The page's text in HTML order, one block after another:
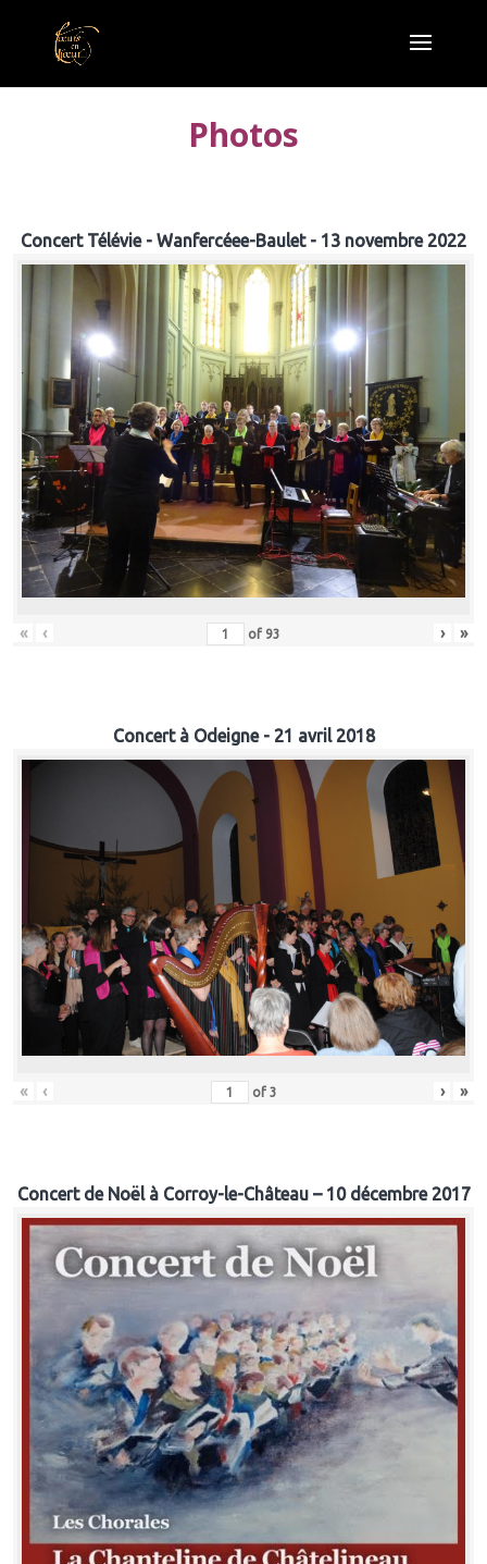
Photos
Concert Télévie - Wanfercéee-Baulet - 13 novembre 2022
« ‹ of 93 › »
Concert à Odeigne - 21 avril 2018
« ‹ of 3 › »
Concert de Noël à Corroy-le-Château – 10 décembre 2017